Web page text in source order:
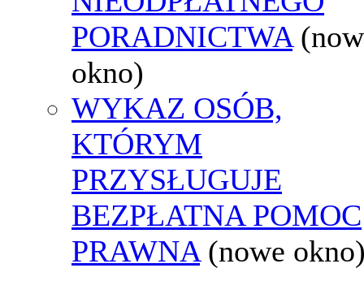
PORADNICTWA
okno)
WYKAZ OSÓB,
KTÓRYM
PRZYSŁUGUJE
BEZPŁATNA POMOC
PRAWNA (nowe